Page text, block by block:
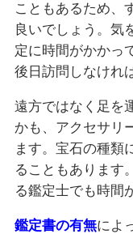
こともあるため、
良いでしょう。気
定に時間がかかっ
後日訪問しなけれ
遠方ではなく足を
かも、アクセサリ
ます。宝石の種類
ることもあります
る鑑定士でも時間
鑑定書の有無によ